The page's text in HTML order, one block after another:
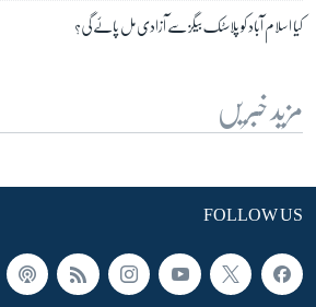
کیا اسلام آباد کو پلاسٹک بیگز سے آزادی مل پائے گی؟
مزید خبریں
FOLLOW US